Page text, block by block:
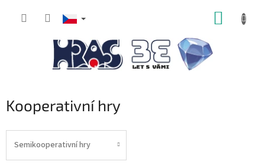
Kooperativní hry
Semikooperativní hry